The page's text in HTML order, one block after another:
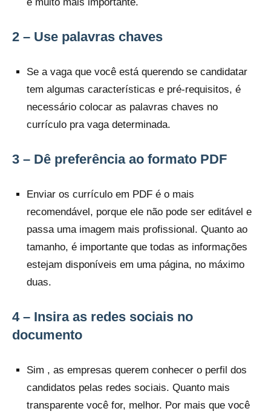
2 – Use palavras chaves
Se a vaga que você está querendo se candidatar
tem algumas características e pré-requisitos, é
necessário colocar as palavras chaves no
currículo pra vaga determinada.
3 – Dê preferência ao formato PDF
Enviar os currículo em PDF é o mais
recomendável, porque ele não pode ser editável e
passa uma imagem mais profissional. Quanto ao
tamanho, é importante que todas as informações
estejam disponíveis em uma página, no máximo
duas.
4 – Insira as redes sociais no
documento
Sim , as empresas querem conhecer o perfil dos
candidatos pelas redes sociais. Quanto mais
transparente você for, melhor. Por mais que você